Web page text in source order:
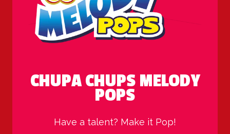
CHUPA CHUPS MELODY
POPS
Have a talent? Make it Pop!